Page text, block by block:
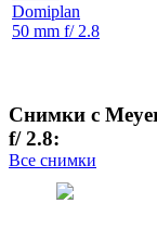
Снимки с
f/ 2.8:
Все снимки